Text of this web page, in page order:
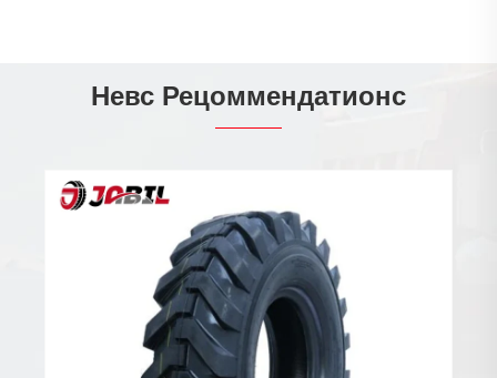
Невс Рецоммендатионс